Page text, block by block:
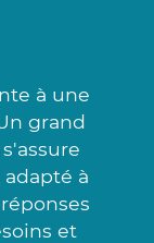
à une
grand
à
et